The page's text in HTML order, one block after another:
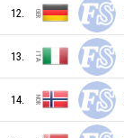
MEX
BLR
12.
13.
14.